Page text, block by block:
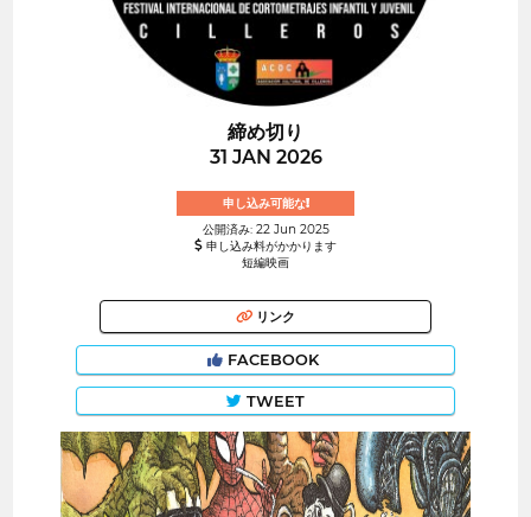
締め切り
31 JAN 2026
申し込み可能な!
公開済み: 22 Jun 2025
申し込み料がかかります
短編映画
リンク
FACEBOOK
TWEET